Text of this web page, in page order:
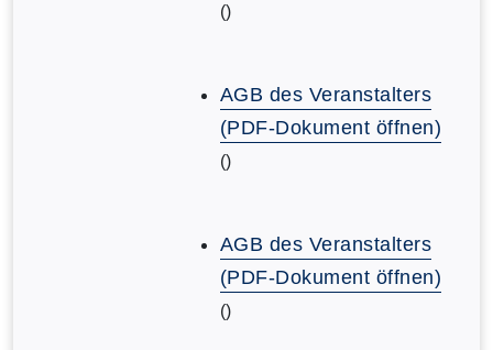
()
AGB des Veranstalters
(PDF-Dokument öffnen)
()
AGB des Veranstalters
(PDF-Dokument öffnen)
()